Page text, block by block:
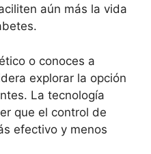
aún más la vida
o conoces a
explorar la opción
La tecnología
que el control de
efectivo y menos